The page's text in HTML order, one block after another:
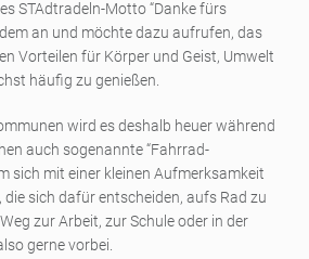
STAdtradeln-Motto “Danke fürs
an und möchte dazu aufrufen, das
Vorteilen für Körper und Geist, Umwelt
häufig zu genießen.
wird es deshalb heuer während
auch sogenannte “Fahrrad-
sich mit einer kleinen Aufmerksamkeit
die sich dafür entscheiden, aufs Rad zu
zur Arbeit, zur Schule oder in der
gerne vorbei.